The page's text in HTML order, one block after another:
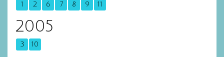
1 2 6 7 8 9 11
2005
3 10